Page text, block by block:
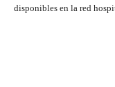
disponibles en la red